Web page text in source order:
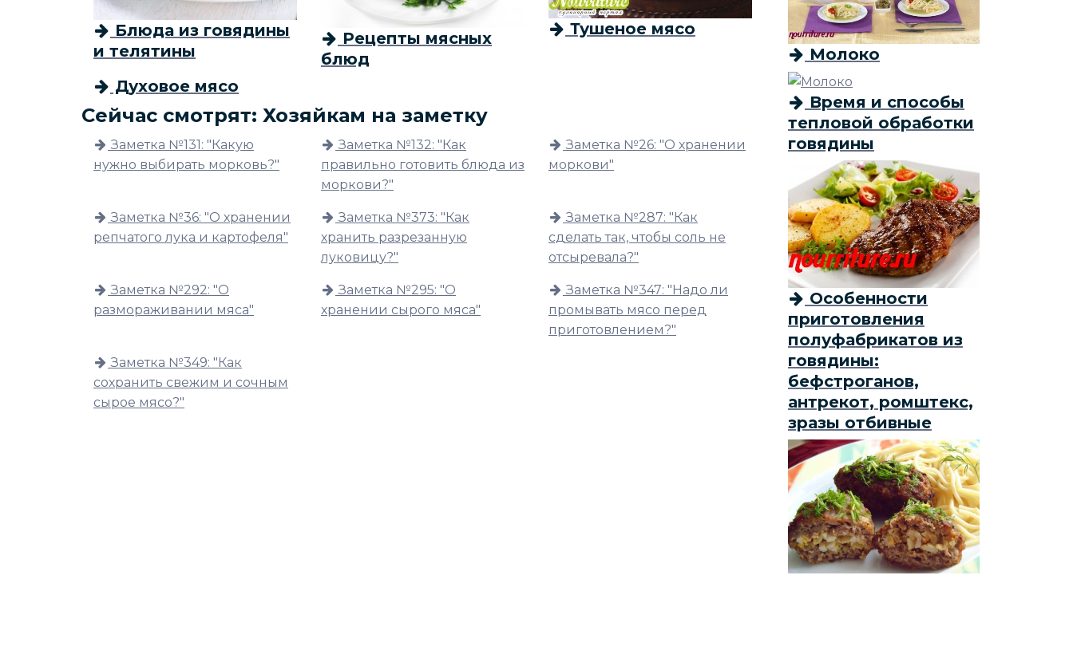
Блюда из говядины
и телятины
Рецепты мясных
блюд
Тушеное мясо
Духовое мясо
Сейчас смотрят: Хозяйкам на заметку
Заметка №131: "Какую
нужно выбирать морковь?"
Заметка №132: "Как
правильно готовить блюда из
моркови?"
Заметка №26: "О хранении
моркови"
Заметка №36: "О хранении
репчатого лука и картофеля"
Заметка №373: "Как
хранить разрезанную
луковицу?"
Заметка №287: "Как
сделать так, чтобы соль не
отсыревала?"
Заметка №292: "О
размораживании мяса"
Заметка №295: "О
хранении сырого мяса"
Заметка №347: "Надо ли
промывать мясо перед
приготовлением?"
Заметка №349: "Как
сохранить свежим и сочным
сырое мясо?"
Молоко
Время и способы
тепловой обработки
говядины
Особенности
приготовления
полуфабрикатов из
говядины:
бефстроганов,
антрекот, ромштекс,
зразы отбивные